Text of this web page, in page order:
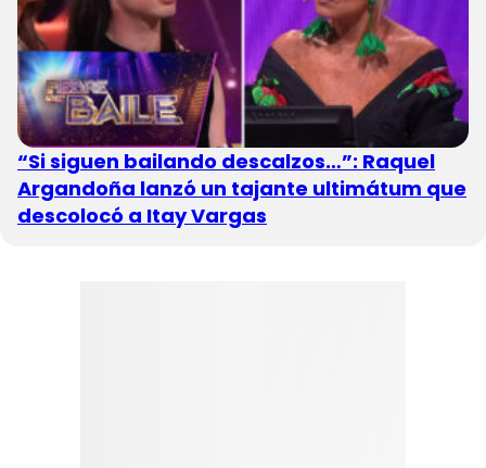
“Si siguen bailando descalzos…”: Raquel
Argandoña lanzó un tajante ultimátum que
descolocó a Itay Vargas